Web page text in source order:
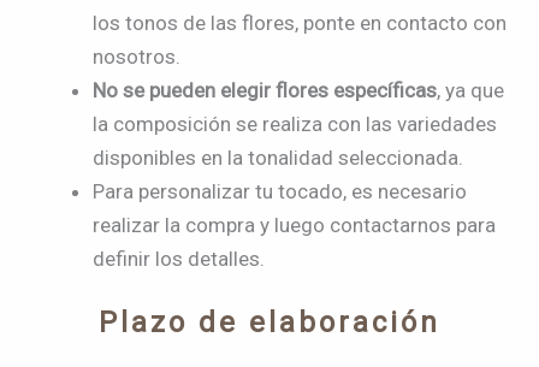
los tonos de las flores, ponte en contacto con
nosotros.
No se pueden elegir flores específicas, ya que
la composición se realiza con las variedades
disponibles en la tonalidad seleccionada.
Para personalizar tu tocado, es necesario
realizar la compra y luego contactarnos para
definir los detalles.
Plazo de elaboración